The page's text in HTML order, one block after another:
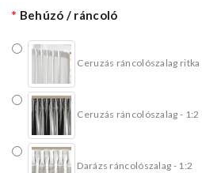
Behúzó / ráncoló
Ceruzás ráncolószalag ritka
Ceruzás ráncolószalag - 1:2
Darázs ráncolószalag - 1:2